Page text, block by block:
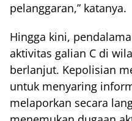
pelanggaran,” katanya.
Hingga kini,
aktivitas galian C di
berlanjut. Kepolisian
untuk menyaring
melaporkan secara